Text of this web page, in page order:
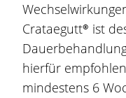
Crataegutt® ist
hierfür
mindestens 6